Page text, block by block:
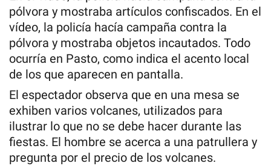
pólvora y mostraba artículos confiscados. En el
vídeo, la policía hacía campaña contra la
pólvora y mostraba objetos incautados. Todo
ocurría en Pasto, como indica el acento local
de los que aparecen en pantalla.
El espectador observa que en una mesa se
exhiben varios volcanes, utilizados para
ilustrar lo que no se debe hacer durante las
fiestas. El hombre se acerca a una patrullera y
pregunta por el precio de los volcanes.